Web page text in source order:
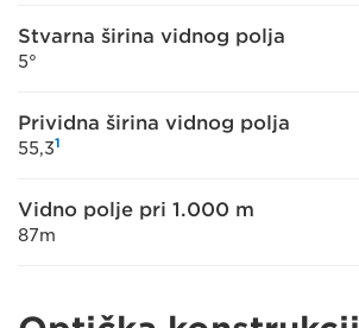
Stvarna širina vidnog polja
5°
Prividna širina vidnog polja
55,31
Vidno polje pri 1.000 m
87m